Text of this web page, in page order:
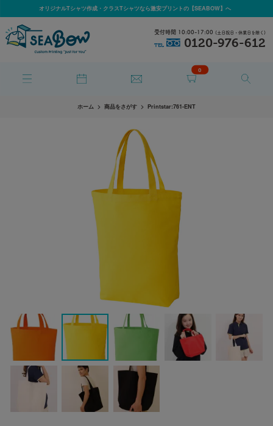
オリジナルTシャツ作成・クラスTシャツなら激安プリントの【SEABOW】へ
0
受付時間 10:00-17:00 (土日祝日・休業日を除く)
TEL 0120-976-612
ホーム 商品をさがす Printstar:761-ENT